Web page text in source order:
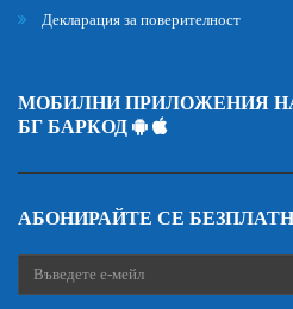
Декларация за поверителност
МОБИЛНИ ПРИЛОЖЕНИЯ
БГ БАРКОД
АБОНИРАЙТЕ СЕ